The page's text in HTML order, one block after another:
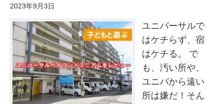
2023年9月3日
ユニバーサルで
はケチらず、宿
はケチる。 で
も、汚い所や、
ユニバから遠い
所は嫌だ！そん